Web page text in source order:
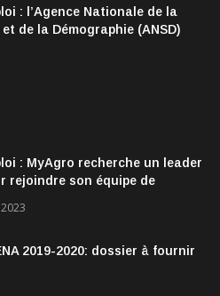
: l’Agence Nationale de la
de la Démographie (ANSD)
: MyAgro recherche un leader
rejoindre son équipe de
2019-2020: dossier à fournir